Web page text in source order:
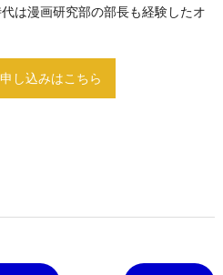
は漫画研究部の部長も経験したオ
し込みはこちら